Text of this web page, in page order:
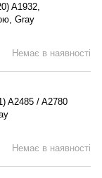
A1932,
Gray
Немає в наявності
A2485 / A2780
Немає в наявності